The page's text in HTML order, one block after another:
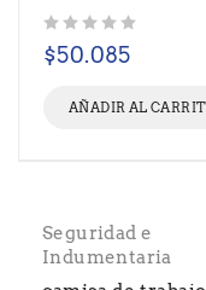
$50.085
AÑADIR AL
Seguridad e
Indumentaria